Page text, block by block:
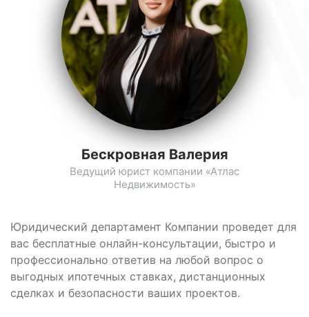
Юридический департамент Компании проведет для
вас бесплатные онлайн-консультации, быстро и
профессионально ответив на любой вопрос о
выгодных ипотечных ставках, дистанционных
сделках и безопасности ваших проектов.
Бескровная Валерия
Ведущий юрист компании «Атлас
Недвижимость»